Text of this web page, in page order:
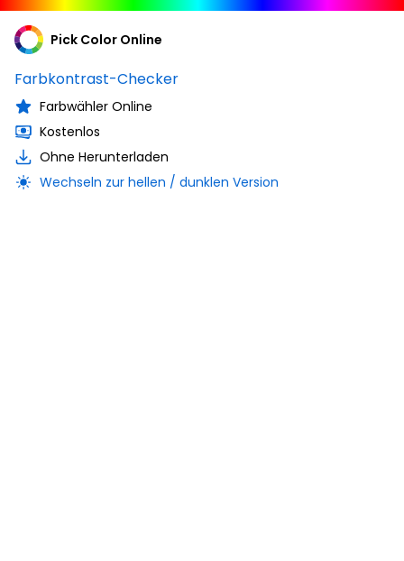
Pick Color Online
Farbkontrast-Checker
Farbwähler Online
Kostenlos
Ohne Herunterladen
Wechseln zur hellen / dunklen Version